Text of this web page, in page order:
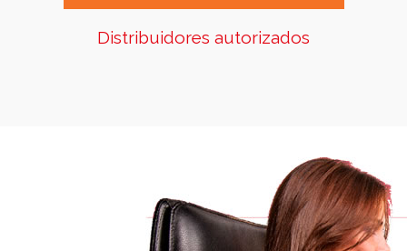
Distribuidores autorizados